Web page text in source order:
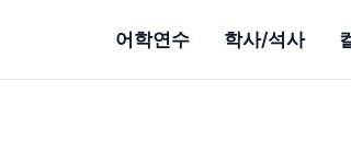
어학연수 학사/석사